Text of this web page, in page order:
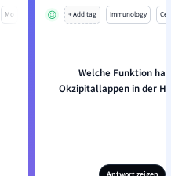
Mo + Add tag Immunology
Welche Funktion
Okzipitallappen in der